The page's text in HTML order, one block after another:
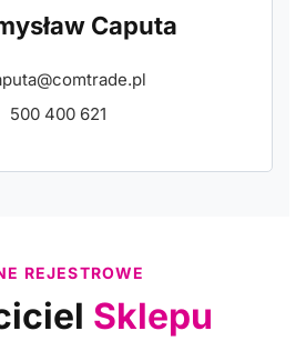
Caputa
500 400 621
REJESTROWE
Sklepu